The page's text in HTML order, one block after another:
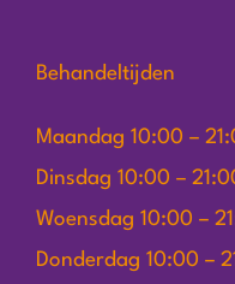
Behandeltijden
Maandag 10:00 –
Dinsdag 10:00 –
Woensdag 10:00 –
Donderdag 10:00 –